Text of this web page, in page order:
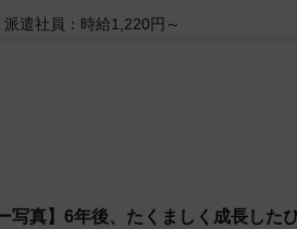
派遣社員：時給1,220円～
写真】6年後、たくましく成長した